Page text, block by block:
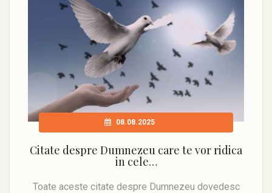
08.08.2025
Citate despre Dumnezeu care te vor ridica
in cele…
Toate aceste citate despre Dumnezeu dovedesc